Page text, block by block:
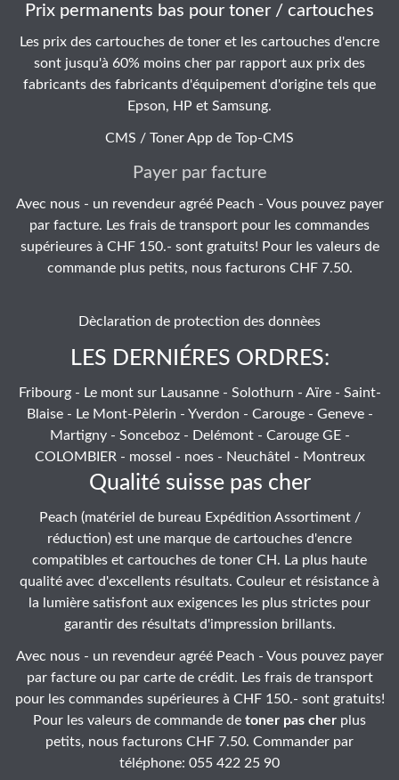
Prix permanents bas pour toner / cartouches
Les prix des cartouches de toner et les cartouches d'encre
sont jusqu'à 60% moins cher par rapport aux prix des
fabricants des fabricants d'équipement d'origine tels que
Epson, HP et Samsung.
CMS / Toner App de Top-CMS
Payer par facture
Avec nous - un revendeur agréé Peach - Vous pouvez payer
par facture. Les frais de transport pour les commandes
supérieures à CHF 150.- sont gratuits! Pour les valeurs de
commande plus petits, nous facturons CHF 7.50.
Dèclaration de protection des donnèes
LES DERNIÉRES ORDRES:
Fribourg - Le mont sur Lausanne - Solothurn - Aïre - Saint-
Blaise - Le Mont-Pèlerin - Yverdon - Carouge - Geneve -
Martigny - Sonceboz - Delémont - Carouge GE -
COLOMBIER - mossel - noes - Neuchâtel - Montreux
Qualité suisse pas cher
Peach (matériel de bureau Expédition Assortiment /
réduction) est une marque de cartouches d'encre
compatibles et cartouches de toner CH. La plus haute
qualité avec d'excellents résultats. Couleur et résistance à
la lumière satisfont aux exigences les plus strictes pour
garantir des résultats d'impression brillants.
Avec nous - un revendeur agréé Peach - Vous pouvez payer
par facture ou par carte de crédit. Les frais de transport
pour les commandes supérieures à CHF 150.- sont gratuits!
Pour les valeurs de commande de toner pas cher plus
petits, nous facturons CHF 7.50. Commander par
téléphone: 055 422 25 90